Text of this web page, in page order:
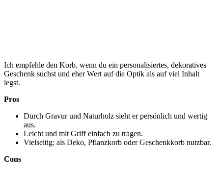
Ich empfehle den Korb, wenn du ein personalisiertes, dekoratives
Geschenk suchst und eher Wert auf die Optik als auf viel Inhalt
legst.
Pros
Durch Gravur und Naturholz sieht er persönlich und wertig
aus.
Leicht und mit Griff einfach zu tragen.
Vielseitig: als Deko, Pflanzkorb oder Geschenkkorb nutzbar.
Cons